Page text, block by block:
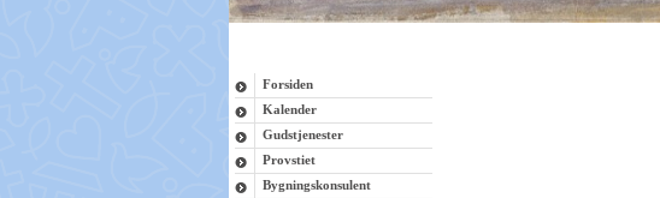
Forsiden
Kalender
Gudstjenester
Provstiet
Bygningskonsulent